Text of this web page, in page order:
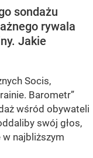
sondażu
rywala
Jakie
Socis,
Barometr”
wśród obywateli
swój głos,
w najbliższym